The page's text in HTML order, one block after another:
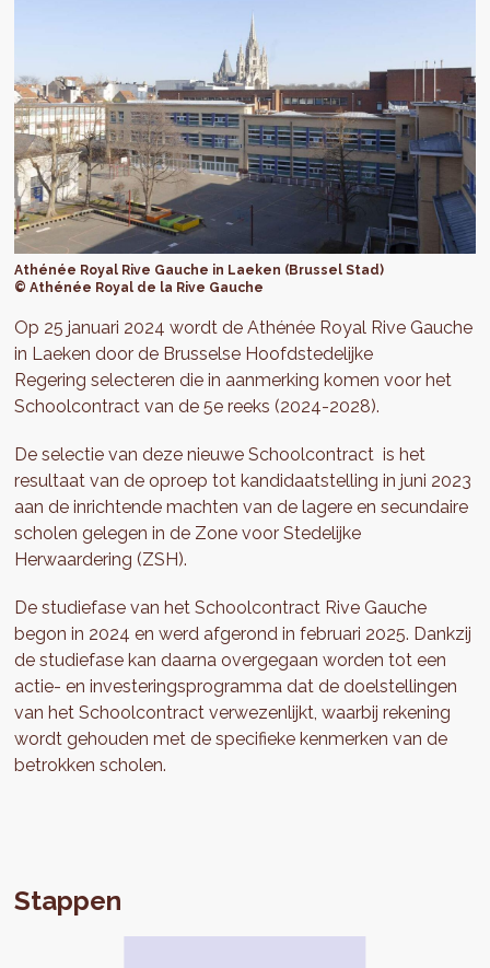
Athénée Royal Rive Gauche in Laeken (Brussel Stad)
© Athénée Royal de la Rive Gauche
Op 25 januari 2024 wordt de Athénée Royal Rive Gauche
in Laeken door de Brusselse Hoofdstedelijke
Regering selecteren die in aanmerking komen voor het
Schoolcontract van de 5e reeks (2024-2028).
De selectie van deze nieuwe Schoolcontract is het
resultaat van de oproep tot kandidaatstelling in juni 2023
aan de inrichtende machten van de lagere en secundaire
scholen gelegen in de Zone voor Stedelijke
Herwaardering (ZSH).
De studiefase van het Schoolcontract Rive Gauche
begon in 2024 en werd afgerond in februari 2025. Dankzij
de studiefase kan daarna overgegaan worden tot een
actie- en investeringsprogramma dat de doelstellingen
van het Schoolcontract verwezenlijkt, waarbij rekening
wordt gehouden met de specifieke kenmerken van de
betrokken scholen.
Stappen